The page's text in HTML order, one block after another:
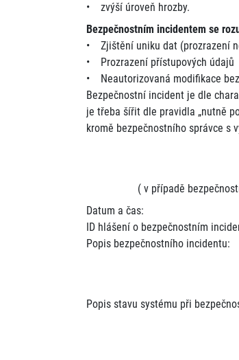
• zvýší úroveň hrozby.
Bezpečnostním incidentem se
• Zjištění uniku dat (prozrazení
• Prozrazení přístupových údajů
• Neautorizovaná modifikace
Bezpečnostní incident je dle
je třeba šířit dle pravidla „nutně
kromě bezpečnostního správce s
( v případě
Datum a čas:
ID hlášení o bezpečnostním
Popis bezpečnostního incidentu:
Popis stavu systému při